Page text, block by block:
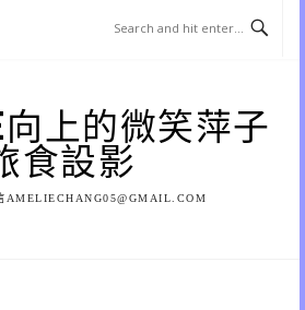
向上的微笑萍子
食設影
AMELIECHANG05@GMAIL.COM